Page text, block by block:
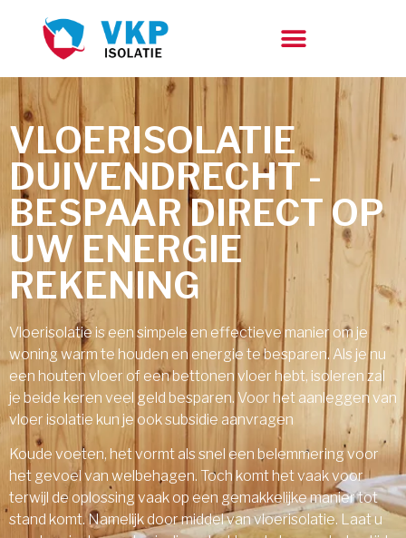
VLOERISOLATIE
DUIVENDRECHT -
BESPAAR DIRECT OP
UW ENERGIE
REKENING
Vloerisolatie is een simpele en effectieve manier om je
woning warm te houden en energie te besparen. Als je nu
een houten vloer of een bettonen vloer hebt, isoleren zal
je beide keren veel geld besparen. Voor het aanleggen van
vloer isolatie kun je ook subsidie aanvragen
Koude voeten, het vormt als snel een belemmering voor
het gevoel van welbehagen. Toch komt het vaak voor
terwijl de oplossing vaak op een gemakkelijke manier tot
stand komt. Namelijk door middel van vloerisolatie. Laat u